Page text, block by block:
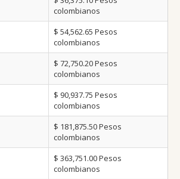
colombianos
$ 54,562.65 Pesos
colombianos
$ 72,750.20Pesos
colombianos
$ 90,937.75 Pesos
colombianos
$ 181,875.50Pesos
colombianos
$ 363,751.00Pesos
colombianos